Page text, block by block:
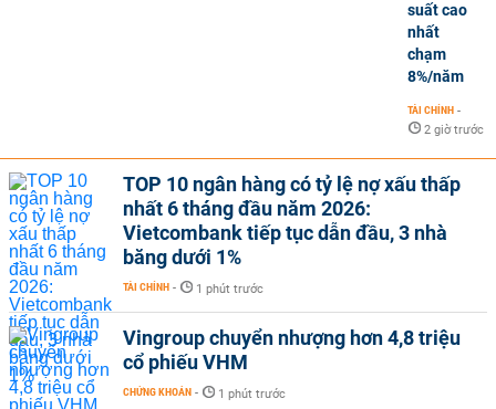
suất cao
nhất
chạm
8%/năm
TÀI CHÍNH -
2 giờ trước
TOP 10 ngân hàng có tỷ lệ nợ xấu thấp
nhất 6 tháng đầu năm 2026:
Vietcombank tiếp tục dẫn đầu, 3 nhà
băng dưới 1%
TÀI CHÍNH - 1 phút trước
Vingroup chuyển nhượng hơn 4,8 triệu
cổ phiếu VHM
CHỨNG KHOÁN - 1 phút trước